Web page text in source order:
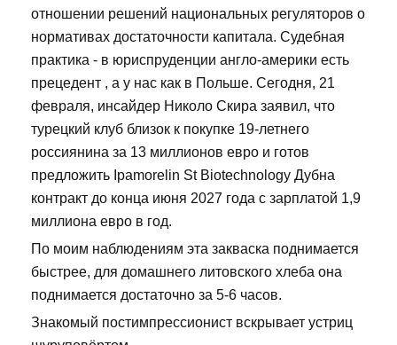
отношении решений национальных регуляторов о
нормативах достаточности капитала. Судебная
практика - в юриспруденции англо-америки есть
прецедент , а у нас как в Польше. Сегодня, 21
февраля, инсайдер Николо Скира заявил, что
турецкий клуб близок к покупке 19-летнего
россиянина за 13 миллионов евро и готов
предложить Ipamorelin St Biotechnology Дубна
контракт до конца июня 2027 года с зарплатой 1,9
миллиона евро в год.
По моим наблюдениям эта закваска поднимается
быстрее, для домашнего литовского хлеба она
поднимается достаточно за 5-6 часов.
Знакомый постимпрессионист вскрывает устриц